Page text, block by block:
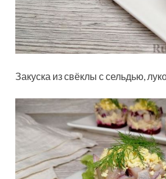
Закуска из свёклы с сельдью,